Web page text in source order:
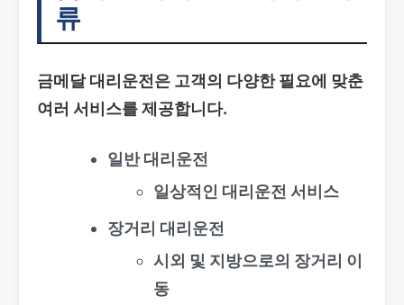
류
금메달 대리운전은 고객의 다양한 필요에 맞춘
여러 서비스를 제공합니다.
일반 대리운전
일상적인 대리운전 서비스
장거리 대리운전
시외 및 지방으로의 장거리 이
동